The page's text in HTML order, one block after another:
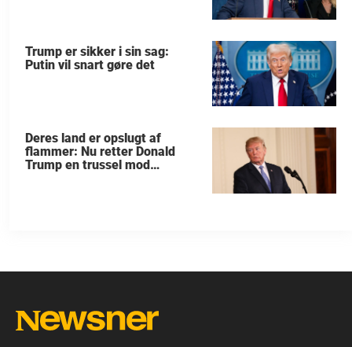
Trump er sikker i sin sag:
Putin vil snart gøre det
Deres land er opslugt af
flammer: Nu retter Donald
Trump en trussel mod